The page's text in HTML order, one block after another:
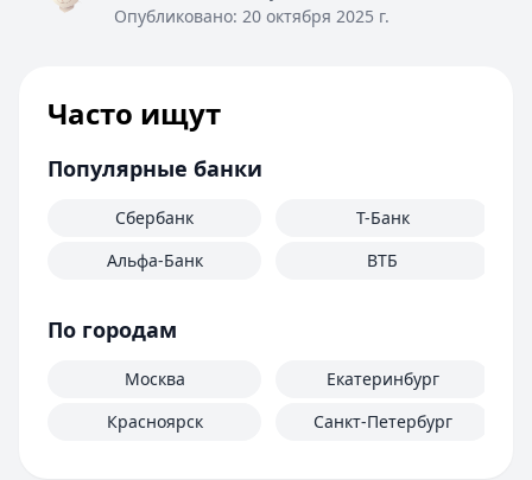
Опубликовано: 20 октября 2025 г.
Часто ищут
Популярные банки
Сбербанк
Альфа-Банк
Т-Банк
ВТБ
По городам
Москва
Красноярск
Екатеринбург
Санкт-Петербург